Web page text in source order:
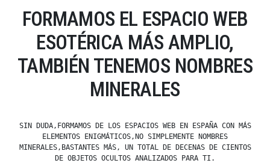
FORMAMOS EL ESPACIO WEB
ESOTÉRICA MÁS AMPLIO,
TAMBIÉN TENEMOS NOMBRES
MINERALES
SIN DUDA,FORMAMOS DE LOS ESPACIOS WEB EN ESPAÑA CON MÁS
ELEMENTOS ENIGMÁTICOS,NO SIMPLEMENTE NOMBRES
MINERALES,BASTANTES MÁS, UN TOTAL DE DECENAS DE CIENTOS
DE OBJETOS OCULTOS ANALIZADOS PARA TI.